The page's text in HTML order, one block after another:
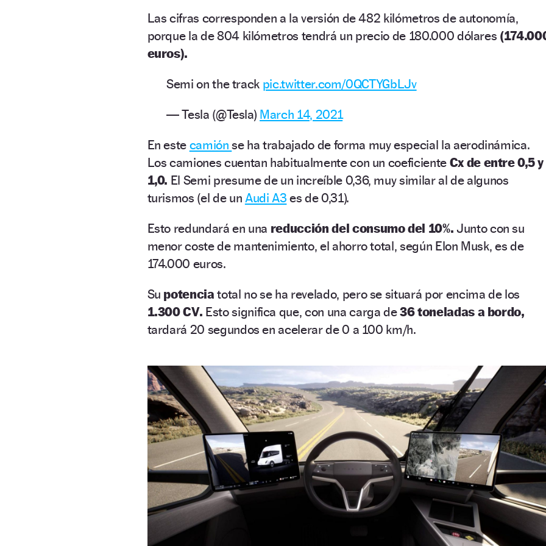
Las cifras corresponden a la versión de 482 kilómetros de autonomía,
porque la de 804 kilómetros tendrá un precio de 180.000 dólares
euros).
Semi on the track pic.twitter.com/0QCTYGbLJv
— Tesla (@Tesla) March 14, 2021
En este camiónse ha trabajado de forma muy especial la aerodinámica.
Los camiones cuentan habitualmente con un coeficiente Cx de entre 0,5 y
1,0. El Semi presume de un increíble 0,36, muy similar al de algunos
turismos (el de un Audi A3 es de 0,31).
Esto redundará en una reducción del consumo del 10%. Junto con su
menor coste de mantenimiento, el ahorro total, según Elon Musk, es de
174.000 euros.
Su potenciatotal no se ha revelado, pero se situará por encima de los
1.300 CV. Esto significa que, con una carga de36 toneladas a bordo,
tardará 20 segundos en acelerar de 0 a 100 km/h.